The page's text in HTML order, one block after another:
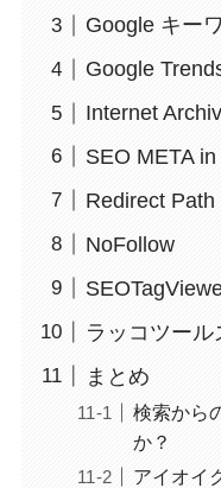
Google キー
Google
Internet
SEO META
Redirect Path
NoFollow
ラッコツール
まとめ
検索から
か？
アイオイ